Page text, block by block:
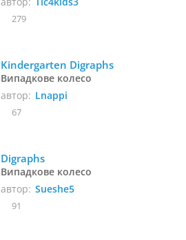
279
Kindergarten Digraphs
Випадкове колесо
автор: Lnappi
67
Digraphs
Випадкове колесо
автор: Sueshe5
91